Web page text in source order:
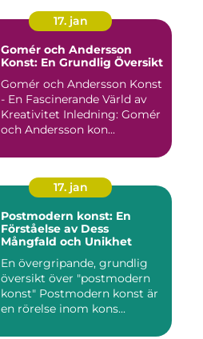
17. jan
Gomér och Andersson
Konst: En Grundlig Översikt
Gomér och Andersson Konst
- En Fascinerande Värld av
Kreativitet Inledning: Gomér
och Andersson kon...
17. jan
Postmodern konst: En
Förståelse av Dess
Mångfald och Unikhet
En övergripande, grundlig
översikt över "postmodern
konst" Postmodern konst är
en rörelse inom kons...